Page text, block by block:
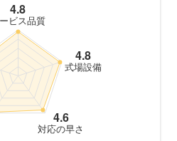
4.8
ビス品質
4.8
式場設備
4.6
対応の早さ